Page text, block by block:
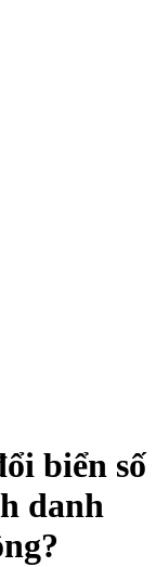
biển số
danh